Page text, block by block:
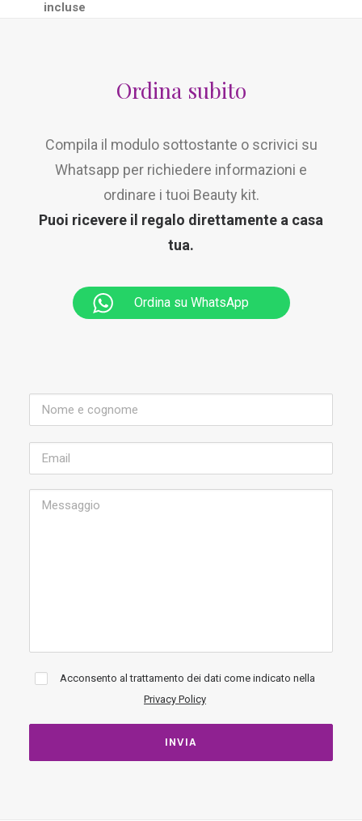
incluse
Ordina subito
Compila il modulo sottostante o scrivici su
Whatsapp per richiedere informazioni e
ordinare i tuoi Beauty kit.
Puoi ricevere il regalo direttamente a casa
tua.
Ordina su WhatsApp
Acconsento al trattamento dei dati come indicato nella
Privacy Policy